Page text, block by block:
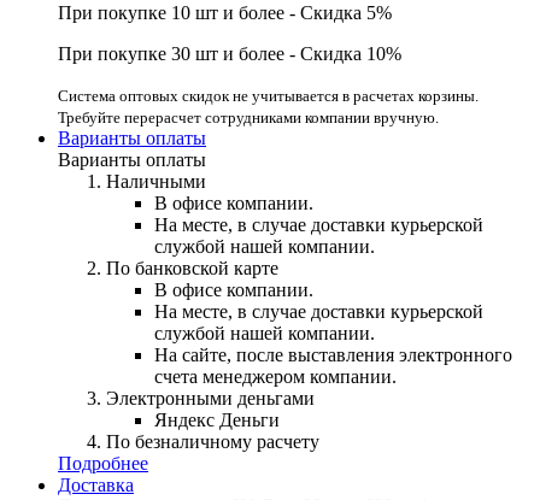
При покупке 10 шт и более - Скидка 5%
При покупке 30 шт и более - Скидка 10%
Система оптовых скидок не учитывается в расчетах корзины.
Требуйте перерасчет сотрудниками компании вручную.
Варианты оплаты
Варианты оплаты
Наличными
В офисе компании.
На месте, в случае доставки курьерской
службой нашей компании.
По банковской карте
В офисе компании.
На месте, в случае доставки курьерской
службой нашей компании.
На сайте, после выставления электронного
счета менеджером компании.
Электронными деньгами
Яндекс Деньги
По безналичному расчету
Подробнее
Доставка